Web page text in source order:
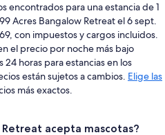
encontrados para una estancia de 1
Acres Bangalow Retreat el 6 sept.
con impuestos y cargos incluidos.
el precio por noche más bajo
horas para estancias en los
están sujetos a cambios. Elige las
más exactos.
acepta mascotas?